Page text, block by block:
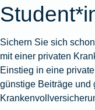
Sichern Sie sich
mit einer privaten
Einstieg in eine
günstige Beiträge und